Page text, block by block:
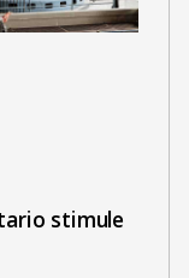
stimule